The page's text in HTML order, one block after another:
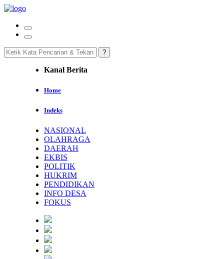
Kanal Berita
Home
Indeks
NASIONAL
OLAHRAGA
DAERAH
EKBIS
POLITIK
HUKRIM
PENDIDIKAN
INFO DESA
FOKUS